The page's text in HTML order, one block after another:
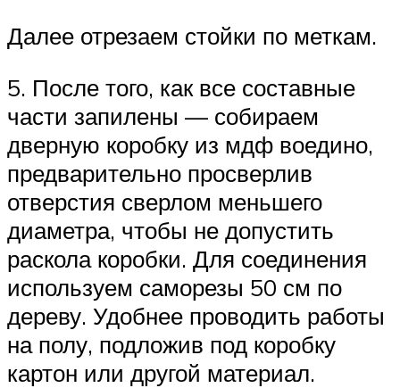
Далее отрезаем стойки по меткам.
5. После того, как все составные
части запилены — собираем
дверную коробку из мдф воедино,
предварительно просверлив
отверстия сверлом меньшего
диаметра, чтобы не допустить
раскола коробки. Для соединения
используем саморезы 50 см по
дереву. Удобнее проводить работы
на полу, подложив под коробку
картон или другой материал.